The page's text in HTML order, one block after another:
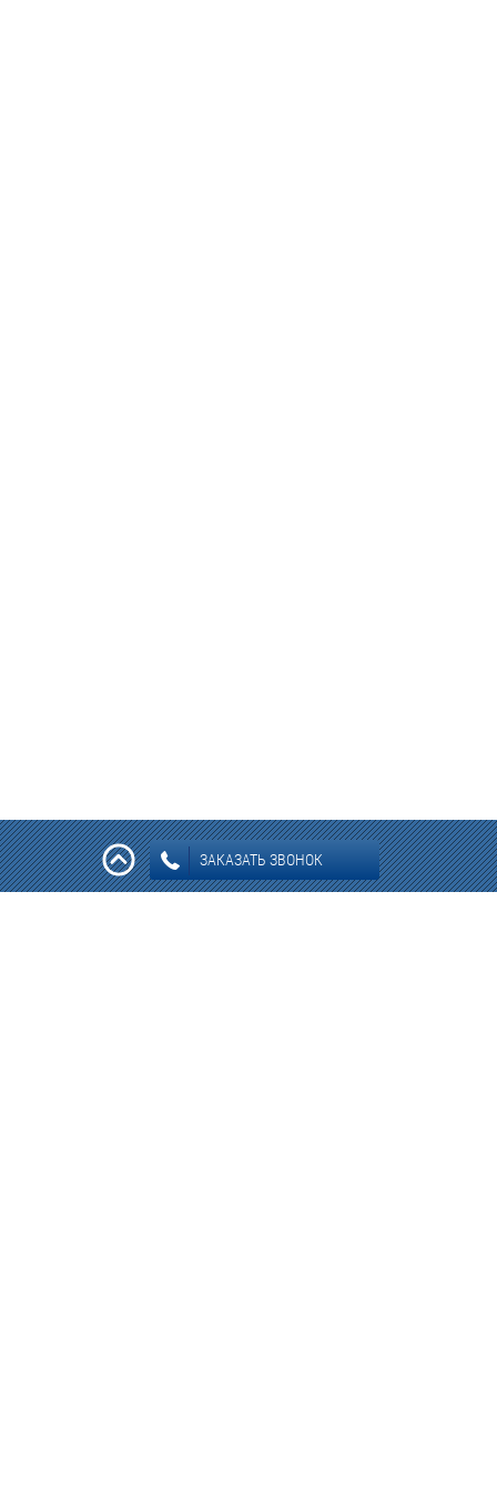
ЗАКАЗАТЬ ЗВОНОК